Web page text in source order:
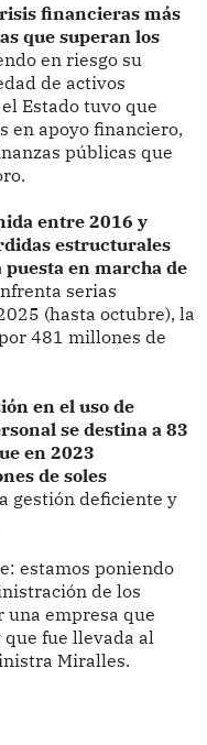
financieras más
que superan los
en riesgo su
de activos
Estado tuvo que
en apoyo financiero,
públicas que
entre 2016 y
estructurales
en marcha de
serias
(hasta octubre), la
481 millones de
en el uso de
se destina a 83
en 2023
de soles
gestión deficiente y
estamos poniendo
de los
empresa que
fue llevada al
Miralles.